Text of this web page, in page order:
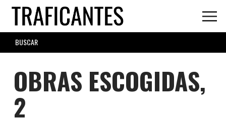
Skip
main
content
SEARCH
FORM
OBRAS ESCOGIDAS,
2